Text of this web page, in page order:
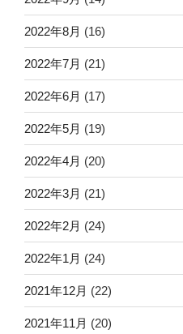
2022年8月 (16)
2022年7月 (21)
2022年6月 (17)
2022年5月 (19)
2022年4月 (20)
2022年3月 (21)
2022年2月 (24)
2022年1月 (24)
2021年12月 (22)
2021年11月 (20)